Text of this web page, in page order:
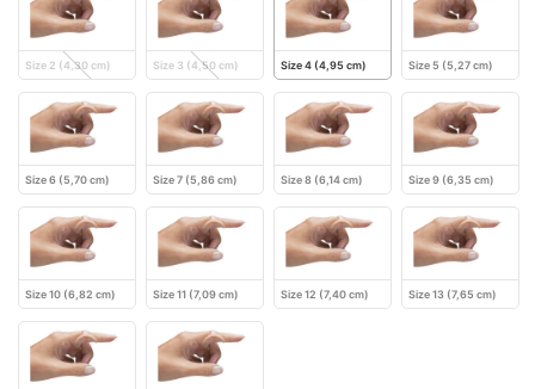
Size 2 (4,30 cm) Size 3 (4,50 cm) Size 4 (4,95 cm) Size 5 (5,27 cm)
Size 6 (5,70 cm) Size 7 (5,86 cm) Size 8 (6,14 cm) Size 9 (6,35 cm)
Size 10 (6,82 cm) Size 11 (7,09 cm) Size 12 (7,40 cm) Size 13 (7,65 cm)